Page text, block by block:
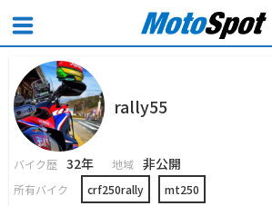
rally55
バイク歴 32年 地域 非公開
所有バイク crf250rally mt250